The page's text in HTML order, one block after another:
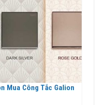
Mua Công Tắc Galion